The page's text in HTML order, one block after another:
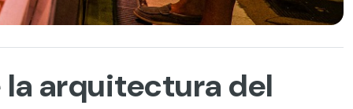
la arquitectura del